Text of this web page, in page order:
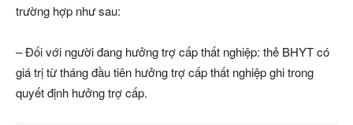
trường hợp như sau:
– Đối với người đang hưởng trợ cấp thất nghiệp: thẻ BHYT có
giá trị từ tháng đầu tiên hưởng trợ cấp thất nghiệp ghi trong
quyết định hưởng trợ cấp.